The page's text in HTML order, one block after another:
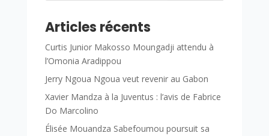
Articles récents
Curtis Junior Makosso Moungadji attendu à
l’Omonia Aradippou
Jerry Ngoua Ngoua veut revenir au Gabon
Xavier Mandza à la Juventus : l’avis de Fabrice
Do Marcolino
Élisée Mouandza Sabefoumou poursuit sa